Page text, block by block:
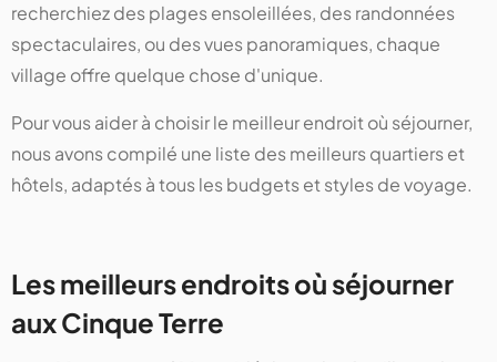
recherchiez des plages ensoleillées, des randonnées
spectaculaires, ou des vues panoramiques, chaque
village offre quelque chose d'unique.
Pour vous aider à choisir le meilleur endroit où séjourner,
nous avons compilé une liste des meilleurs quartiers et
hôtels, adaptés à tous les budgets et styles de voyage.
Les meilleurs endroits où séjourner
aux Cinque Terre